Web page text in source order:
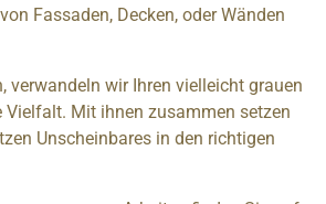
Fassaden, Decken, oder Wänden
verwandeln wir Ihren vielleicht grauen
Vielfalt. Mit ihnen zusammen setzen
Unscheinbares in den richtigen